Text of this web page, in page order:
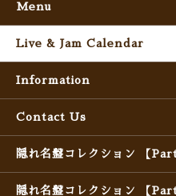
Menu
Live & Jam Calendar
Information
Contact Us
隠れ名盤コレクション 【
隠れ名盤コレクション 【